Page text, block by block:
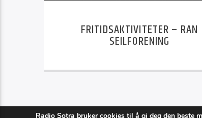
FRITIDSAKTIVITETER – RAN
SEILFORENING
Radio Sotra bruker cookies til å gi deg den beste